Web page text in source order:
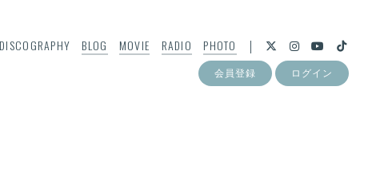
DISCOGRAPHY BLOG MOVIE RADIO PHOTO
会員登録 ログイン